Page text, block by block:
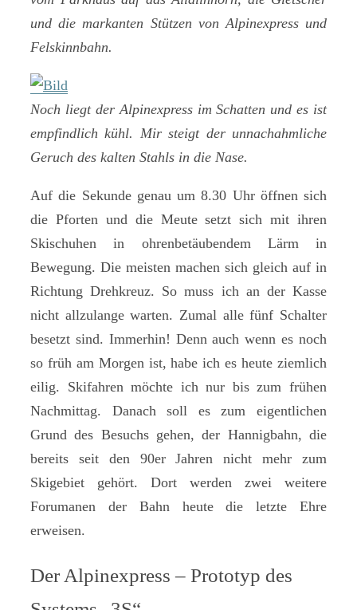
und die markanten Stützen von Alpinexpress und
Felskinnbahn.
Noch liegt der Alpinexpress im Schatten und es ist
empfindlich kühl. Mir steigt der unnachahmliche
Geruch des kalten Stahls in die Nase.
Auf die Sekunde genau um 8.30 Uhr öffnen sich
die Pforten und die Meute setzt sich mit ihren
Skischuhen in ohrenbetäubendem Lärm in
Bewegung. Die meisten machen sich gleich auf in
Richtung Drehkreuz. So muss ich an der Kasse
nicht allzulange warten. Zumal alle fünf Schalter
besetzt sind. Immerhin! Denn auch wenn es noch
so früh am Morgen ist, habe ich es heute ziemlich
eilig. Skifahren möchte ich nur bis zum frühen
Nachmittag. Danach soll es zum eigentlichen
Grund des Besuchs gehen, der Hannigbahn, die
bereits seit den 90er Jahren nicht mehr zum
Skigebiet gehört. Dort werden zwei weitere
Forumanen der Bahn heute die letzte Ehre
erweisen.
Der Alpinexpress – Prototyp des